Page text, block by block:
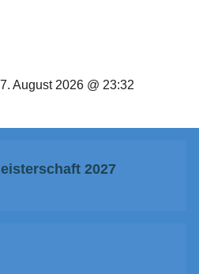
August 2026 @ 23:32
2027